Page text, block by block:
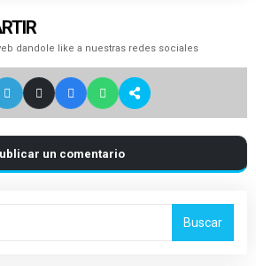
dandole like a nuestras redes sociales
un comentario